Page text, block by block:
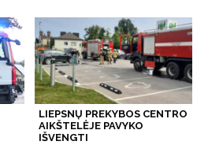
LIEPSNŲ PREKYBOS CENTRO
AIKŠTELĖJE PAVYKO
IŠVENGTI